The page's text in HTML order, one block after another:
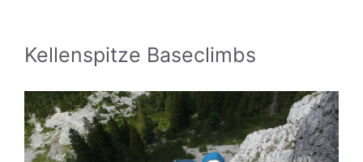
Kellenspitze Baseclimbs